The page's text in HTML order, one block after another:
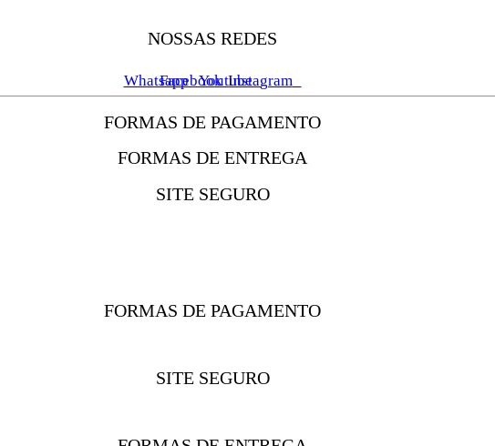
NOSSAS REDES
WhatsappFacebookYoutubeInstagram
FORMAS DE PAGAMENTO
FORMAS DE ENTREGA
SITE SEGURO
FORMAS DE PAGAMENTO
SITE SEGURO